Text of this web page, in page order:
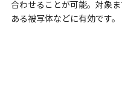
合わせることが可能。対象
ある被写体などに有効です。